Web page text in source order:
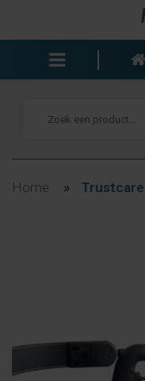
Rolstoelen
Contact
nl
fr es
Home »